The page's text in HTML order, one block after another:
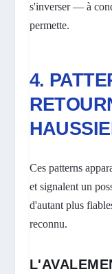
s'inverser — à
permette.
4.
Ces patterns
et signalent un
d'autant plus
reconnu.